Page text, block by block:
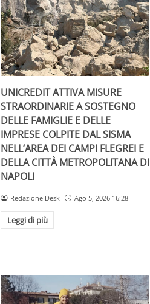
UNICREDIT ATTIVA MISURE
STRAORDINARIE A SOSTEGNO
DELLE FAMIGLIE E DELLE
IMPRESE COLPITE DAL SISMA
NELL’AREA DEI CAMPI FLEGREI E
DELLA CITTÀ METROPOLITANA DI
NAPOLI
Redazione Desk Ago 5, 2026 16:28
Leggi di più